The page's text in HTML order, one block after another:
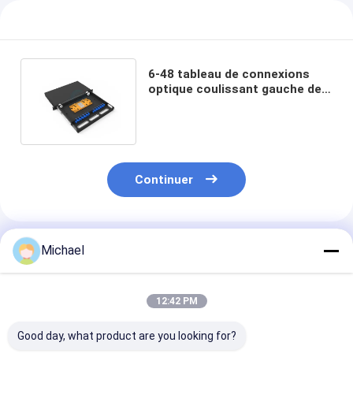
6-48 tableau de connexions
optique coulissant gauche de
Continuer
Produits Recommandés
Michael
12:42 PM
Good day, what product are you looking for?